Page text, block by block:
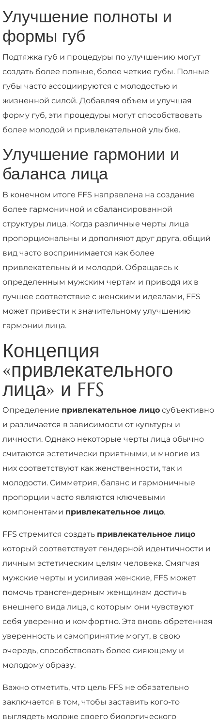
Улучшение полноты и
формы губ
Подтяжка губ и процедуры по улучшению могут
создать более полные, более четкие губы. Полные
губы часто ассоциируются с молодостью и
жизненной силой. Добавляя объем и улучшая
форму губ, эти процедуры могут способствовать
более молодой и привлекательной улыбке.
Улучшение гармонии и
баланса лица
В конечном итоге FFS направлена на создание
более гармоничной и сбалансированной
структуры лица. Когда различные черты лица
пропорциональны и дополняют друг друга, общий
вид часто воспринимается как более
привлекательный и молодой. Обращаясь к
определенным мужским чертам и приводя их в
лучшее соответствие с женскими идеалами, FFS
может привести к значительному улучшению
гармонии лица.
Концепция
«привлекательного
лица» и FFS
Определение привлекательное лицо субъективно
и различается в зависимости от культуры и
личности. Однако некоторые черты лица обычно
считаются эстетически приятными, и многие из
них соответствуют как женственности, так и
молодости. Симметрия, баланс и гармоничные
пропорции часто являются ключевыми
компонентами привлекательное лицо.
FFS стремится создать привлекательное лицо
который соответствует гендерной идентичности и
личным эстетическим целям человека. Смягчая
мужские черты и усиливая женские, FFS может
помочь трансгендерным женщинам достичь
внешнего вида лица, с которым они чувствуют
себя уверенно и комфортно. Эта вновь обретенная
уверенность и самопринятие могут, в свою
очередь, способствовать более сияющему и
молодому образу.
Важно отметить, что цель FFS не обязательно
заключается в том, чтобы заставить кого-то
выглядеть моложе своего биологического